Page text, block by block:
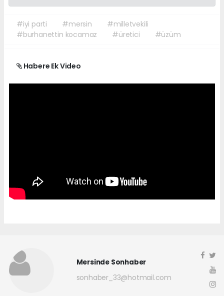
#iyi parti #mersin
#milletvekili
#burhanettin kocamaz
#üretici #üzüm
Habere Ek Video
Mersinde Sonhaber
sonhaber_33@hotmail.com